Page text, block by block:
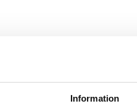
Information